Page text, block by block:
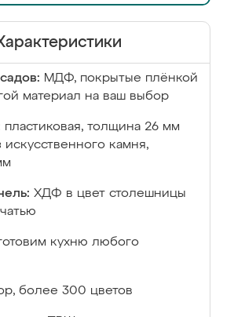
МДФ, покрытые плёнкой
материал на ваш выбор
пластиковая, толщина 26 мм
камня,
ХДФ в цвет столешницы
кухню любого
более 300 цветов